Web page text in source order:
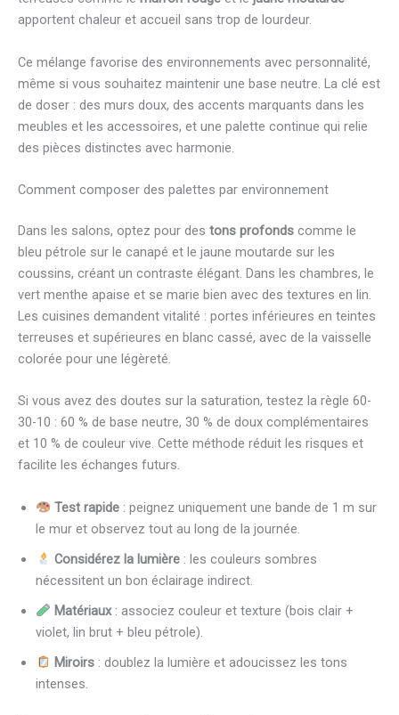
apportent chaleur et accueil sans trop de lourdeur.
Ce mélange favorise des environnements avec personnalité,
même si vous souhaitez maintenir une base neutre. La clé est
de doser : des murs doux, des accents marquants dans les
meubles et les accessoires, et une palette continue qui relie
des pièces distinctes avec harmonie.
Comment composer des palettes par environnement
Dans les salons, optez pour des tons profonds comme le
bleu pétrole sur le canapé et le jaune moutarde sur les
coussins, créant un contraste élégant. Dans les chambres, le
vert menthe apaise et se marie bien avec des textures en lin.
Les cuisines demandent vitalité : portes inférieures en teintes
terreuses et supérieures en blanc cassé, avec de la vaisselle
colorée pour une légèreté.
Si vous avez des doutes sur la saturation, testez la règle 60-
30-10 : 60 % de base neutre, 30 % de doux complémentaires
et 10 % de couleur vive. Cette méthode réduit les risques et
facilite les échanges futurs.
Test rapide: peignez uniquement une bande de 1 m sur
le mur et observez tout au long de la journée.
Considérez la lumière: les couleurs sombres
nécessitent un bon éclairage indirect.
Matériaux: associez couleur et texture (bois clair +
violet, lin brut + bleu pétrole).
Miroirs: doublez la lumière et adoucissez les tons
intenses.